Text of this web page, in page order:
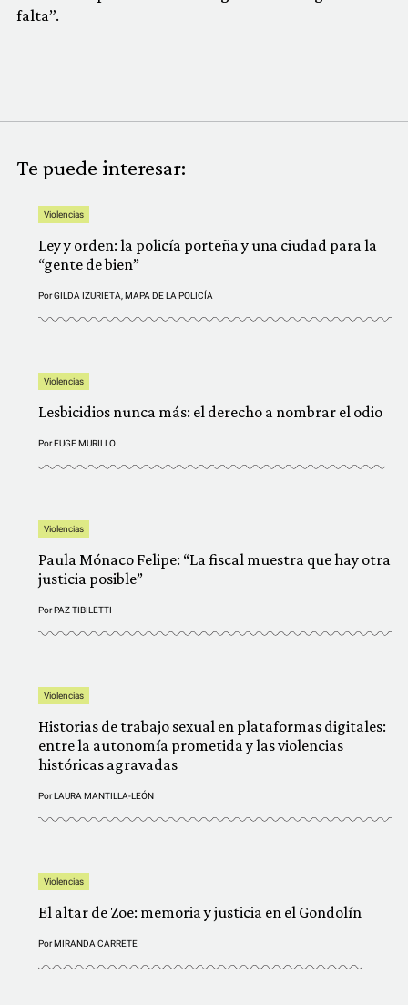
falta”.
Te puede interesar:
Violencias
Ley y orden: la policía porteña y una ciudad para la
“gente de bien”
PorGILDA IZURIETA MAPA DE LA POLICÍA
Violencias
Lesbicidios nunca más: el derecho a nombrar el odio
PorEUGE MURILLO
Violencias
Paula Mónaco Felipe: “La fiscal muestra que hay otra
justicia posible”
PorPAZ TIBILETTI
Violencias
Historias de trabajo sexual en plataformas digitales:
entre la autonomía prometida y las violencias
históricas agravadas
PorLAURA MANTILLA-LEÓN
Violencias
El altar de Zoe: memoria y justicia en el Gondolín
PorMIRANDA CARRETE